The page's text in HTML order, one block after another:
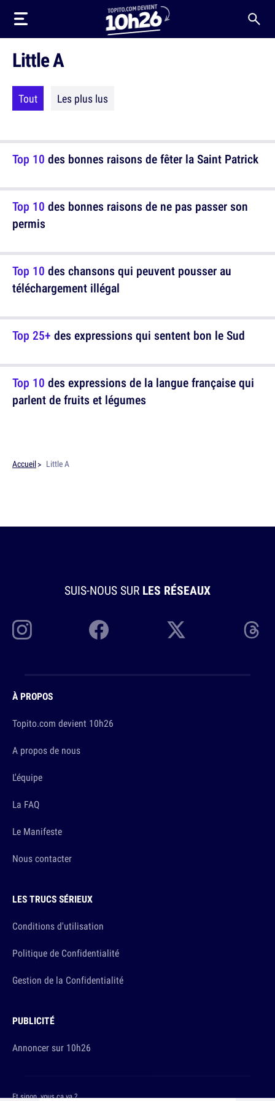
Little A
Tout Les plus lus
Top 10 des bonnes raisons de fêter la Saint Patrick
Top 10 des bonnes raisons de ne pas passer son
permis
Top 25+ des expressions qui sentent bon le Sud
Top 10 des chansons qui peuvent pousser au
téléchargement illégal
Top 10 des expressions de la langue française qui
parlent de fruits et légumes
Accueil Little A
SUIS-NOUS SUR LES RÉSEAUX
À PROPOS
Topito.com devient 10h26
A propos de nous
L'équipe
La FAQ
Le Manifeste
Nous contacter
LES TRUCS SÉRIEUX
Conditions d'utilisation
Politique de Confidentialité
Gestion de la Confidentialité
PUBLICITÉ
Annoncer sur 10h26
Et sinon, vous ça va ?